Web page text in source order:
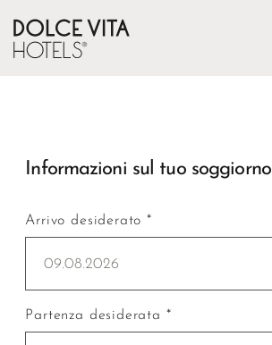
Informazioni sul tuo soggiorno
Arrivo desiderato *
09.08.2026
Partenza desiderata *